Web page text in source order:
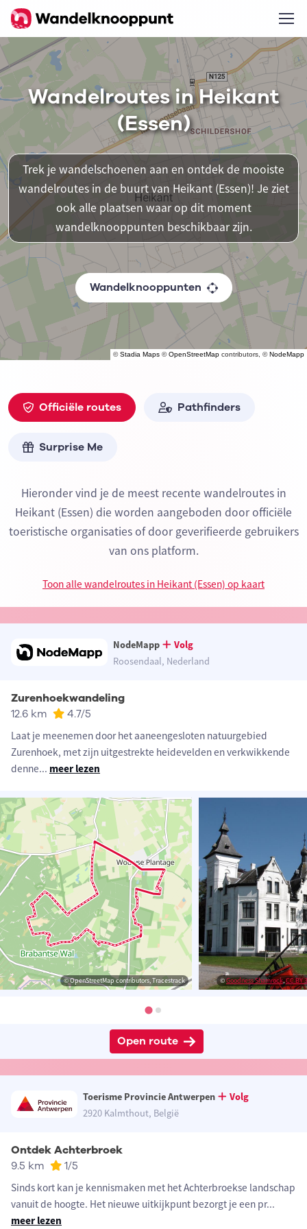
©Stadia Maps ©OpenStreetMap contributors, ©NodeMapp
Wandelroutes in Heikant
(Essen)
Trek je wandelschoenen aan en ontdek de mooiste
wandelroutes in de buurt van Heikant (Essen)! Je ziet
ook alle plaatsen waar op dit moment
wandelknooppunten beschikbaar zijn.
Wandelknooppunten
Officiële routes Pathfinders
Surprise Me
Hieronder vind je de meest recente wandelroutes in
Heikant (Essen) die worden aangeboden door officiële
toeristische organisaties of door geverifieerde gebruikers
van ons platform.
Toon alle wandelroutes in Heikant (Essen) op kaart
NodeMapp
Volg
Roosendaal, Nederland
Zurenhoekwandeling
12.6 km 4.7/5
Laat je meenemen door het aaneengesloten natuurgebied
Zurenhoek, met zijn uitgestrekte heidevelden en verkwikkende
denne... meer lezen
© OpenStreetMap contributors, Tracestrack ©Goodness Shamrock,CC BY
Open route
Toerisme Provincie Antwerpen
Volg
2920 Kalmthout, België
Ontdek Achterbroek
9.5 km 1/5
Sinds kort kan je kennismaken met het Achterbroekse landschap
vanuit de hoogte. Het nieuwe uitkijkpunt bezorgt je een pr...
meer lezen